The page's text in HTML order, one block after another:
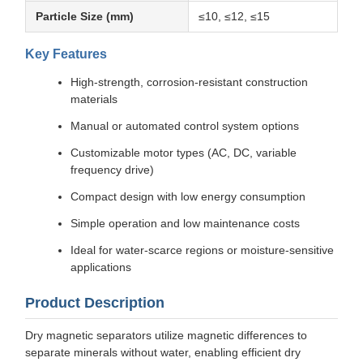
Particle Size (mm) ≤10, ≤12, ≤15
Key Features
High-strength, corrosion-resistant construction
materials
Manual or automated control system options
Customizable motor types (AC, DC, variable
frequency drive)
Compact design with low energy consumption
Simple operation and low maintenance costs
Ideal for water-scarce regions or moisture-sensitive
applications
Product Description
Dry magnetic separators utilize magnetic differences to
separate minerals without water, enabling efficient dry